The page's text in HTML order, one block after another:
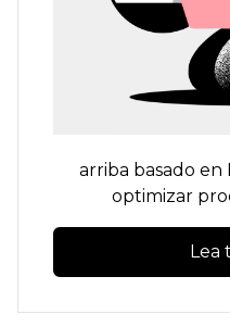
arriba basado en
optimizar
Lea